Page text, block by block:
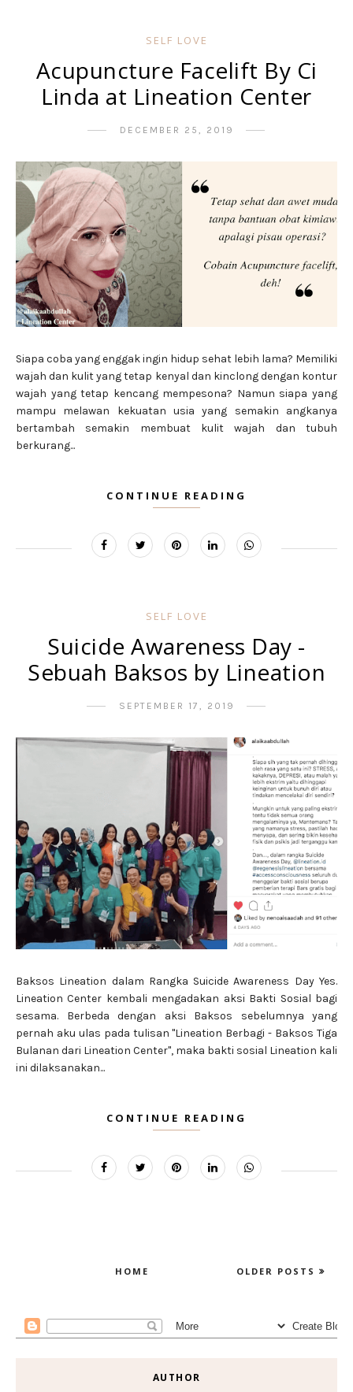
SELF LOVE
Acupuncture Facelift By Ci
Linda at Lineation Center
DECEMBER 25, 2019
Siapa coba yang enggak ingin hidup sehat lebih lama? Memiliki
wajah dan kulit yang tetap kenyal dan kinclong dengan kontur
wajah yang tetap kencang mempesona? Namun siapa yang
mampu melawan kekuatan usia yang semakin angkanya
bertambah semakin membuat kulit wajah dan tubuh
berkurang...
CONTINUE READING
SELF LOVE
Suicide Awareness Day -
Sebuah Baksos by Lineation
SEPTEMBER 17, 2019
Baksos Lineation dalam Rangka Suicide Awareness Day Yes.
Lineation Center kembali mengadakan aksi Bakti Sosial bagi
sesama. Berbeda dengan aksi Baksos sebelumnya yang
pernah aku ulas pada tulisan "Lineation Berbagi - Baksos Tiga
Bulanan dari Lineation Center", maka bakti sosial Lineation kali
ini dilaksanakan...
CONTINUE READING
OLDER POSTS
HOME
AUTHOR